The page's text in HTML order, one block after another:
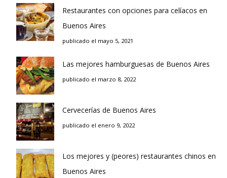
Restaurantes con opciones para celíacos en
Buenos Aires
publicado el mayo 5, 2021
Las mejores hamburguesas de Buenos Aires
publicado el marzo 8, 2022
Cervecerías de Buenos Aires
publicado el enero 9, 2022
Los mejores y (peores) restaurantes chinos en
Buenos Aires